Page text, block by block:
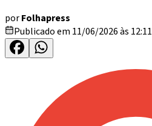
porFolhapress
Publicado em 11/06/2026 às 12:11